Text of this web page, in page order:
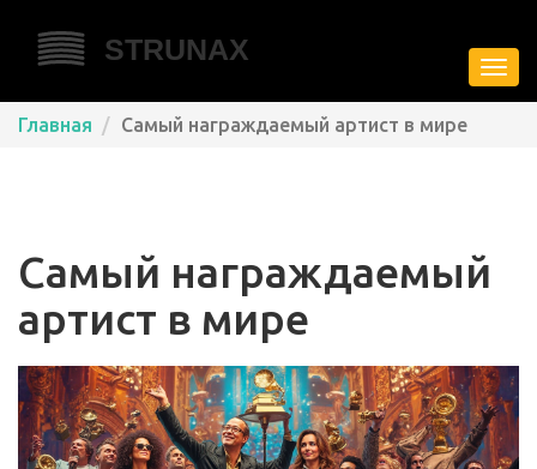
Главная Самый награждаемый артист в мире
Самый награждаемый
артист в мире